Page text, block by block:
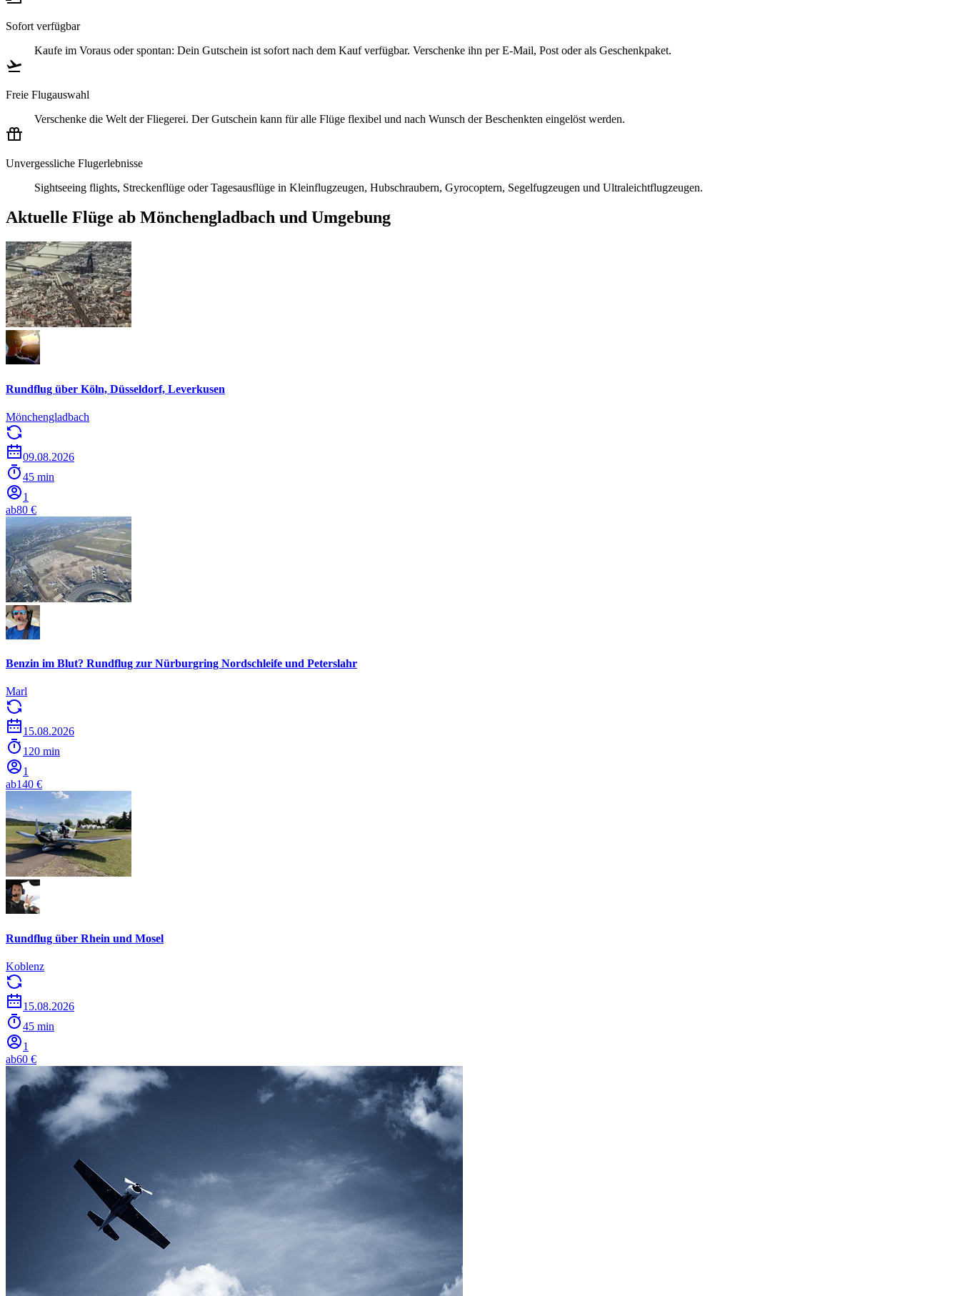
Sofort verfügbar
Kaufe im Voraus oder spontan: Dein Gutschein ist sofort nach dem Kauf verfügbar. Verschenke ihn per E-Mail, Post oder als Geschenkpaket.
Freie Flugauswahl
Verschenke die Welt der Fliegerei. Der Gutschein kann für alle Flüge flexibel und nach Wunsch der Beschenkten eingelöst werden.
Unvergessliche Flugerlebnisse
Sightseeing flights, Streckenflüge oder Tagesausflüge in Kleinflugzeugen, Hubschraubern, Gyrocoptern, Segelfugzeugen und Ultraleichtflugzeugen.
Aktuelle Flüge ab Mönchengladbach und Umgebung
Rundflug über Köln, Düsseldorf, Leverkusen
Mönchengladbach
09.08.2026
45 min
1
ab80 €
Benzin im Blut? Rundflug zur Nürburgring Nordschleife und Peterslahr
Marl
15.08.2026
120 min
1
ab140 €
Rundflug über Rhein und Mosel
Koblenz
15.08.2026
45 min
1
ab60 €